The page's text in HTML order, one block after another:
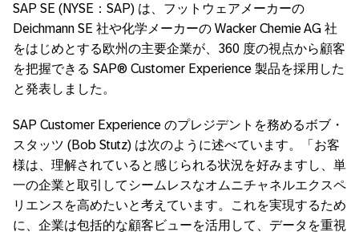
SAP SE (NYSE：SAP) は、フットウェアメーカーの
Deichmann SE 社や化学メーカーの Wacker Chemie AG 社
をはじめとする欧州の主要企業が、360 度の視点から顧客
を把握できる SAP® Customer Experience 製品を採用した
と発表しました。
SAP Customer Experience のプレジデントを務めるボブ・
スタッツ (Bob Stutz) は次のように述べています。「お客
様は、理解されていると感じられる状況を好みますし、単
一の企業と取引してシームレスなオムニチャネルエクスペ
リエンスを高めたいと考えています。これを実現するため
に、企業は包括的な顧客ビューを活用して、データを重視